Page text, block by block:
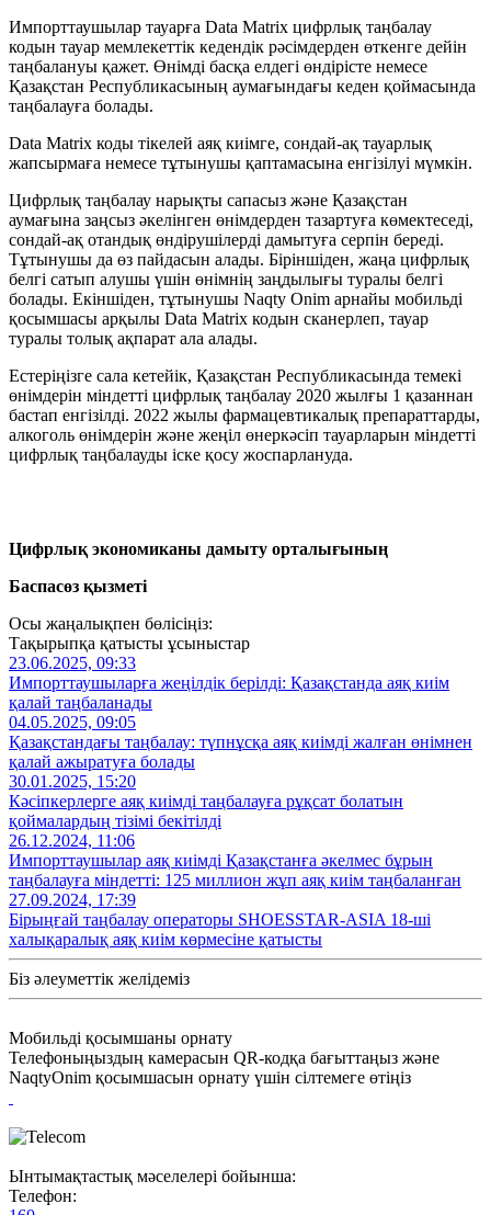
Импорттаушылар тауарға Data Matrix цифрлық таңбалау
кодын тауар мемлекеттік кедендік рәсімдерден өткенге дейін
таңбалануы қажет. Өнімді басқа елдегі өндірісте немесе
Қазақстан Республикасының аумағындағы кеден қоймасында
таңбалауға болады.
Data Matrix коды тікелей аяқ киімге, сондай-ақ тауарлық
жапсырмаға немесе тұтынушы қаптамасына енгізілуі мүмкін.
Цифрлық таңбалау нарықты сапасыз және Қазақстан
аумағына заңсыз әкелінген өнімдерден тазартуға көмектеседі,
сондай-ақ отандық өндірушілерді дамытуға серпін береді.
Тұтынушы да өз пайдасын алады. Біріншіден, жаңа цифрлық
белгі сатып алушы үшін өнімнің заңдылығы туралы белгі
болады. Екіншіден, тұтынушы Naqty Onim арнайы мобильді
қосымшасы арқылы Data Matrix кодын сканерлеп, тауар
туралы толық ақпарат ала алады.
Естеріңізге сала кетейік, Қазақстан Республикасында темекі
өнімдерін міндетті цифрлық таңбалау 2020 жылғы 1 қазаннан
бастап енгізілді. 2022 жылы фармацевтикалық препараттарды,
алкоголь өнімдерін және жеңіл өнеркәсіп тауарларын міндетті
цифрлық таңбалауды іске қосу жоспарлануда.
Цифрлық экономиканы дамыту орталығының
Баспасөз қызметі
Осы жаңалықпен бөлісіңіз:
Тақырыпқа қатысты ұсыныстар
23.06.2025, 09:33
Импорттаушыларға жеңілдік берілді: Қазақстанда аяқ киім
қалай таңбаланады
04.05.2025, 09:05
Қазақстандағы таңбалау: түпнұсқа аяқ киімді жалған өнімнен
қалай ажыратуға болады
30.01.2025, 15:20
Кәсіпкерлерге аяқ киімді таңбалауға рұқсат болатын
қоймалардың тізімі бекітілді
26.12.2024, 11:06
Импорттаушылар аяқ киімді Қазақстанға әкелмес бұрын
таңбалауға міндетті: 125 миллион жұп аяқ киім таңбаланған
27.09.2024, 17:39
Бірыңғай таңбалау операторы SHOESSTAR-ASIA 18-ші
халықаралық аяқ киім көрмесіне қатысты
Біз әлеуметтік желідеміз
Мобильді қосымшаны орнату
Телефоныңыздың камерасын QR-кодқа бағыттаңыз және
NaqtyOnim қосымшасын орнату үшін сілтемеге өтіңіз
Ынтымақтастық мәселелері бойынша:
Телефон: